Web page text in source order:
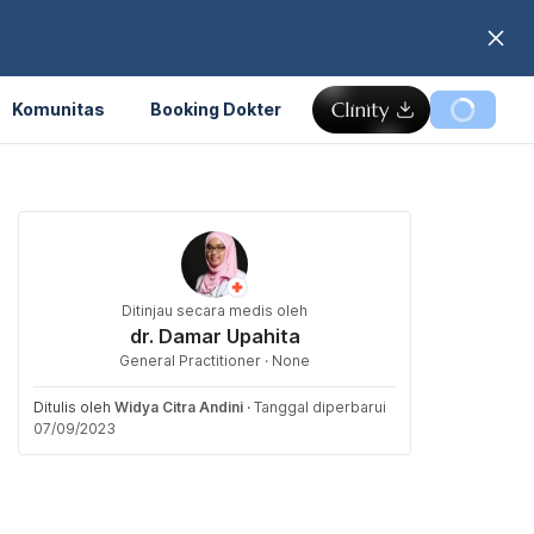
Komunitas Booking Dokter
Ditinjau secara medis oleh
dr. Damar Upahita
General Practitioner · None
Ditulis oleh Widya Citra Andini · Tanggal diperbarui
07/09/2023